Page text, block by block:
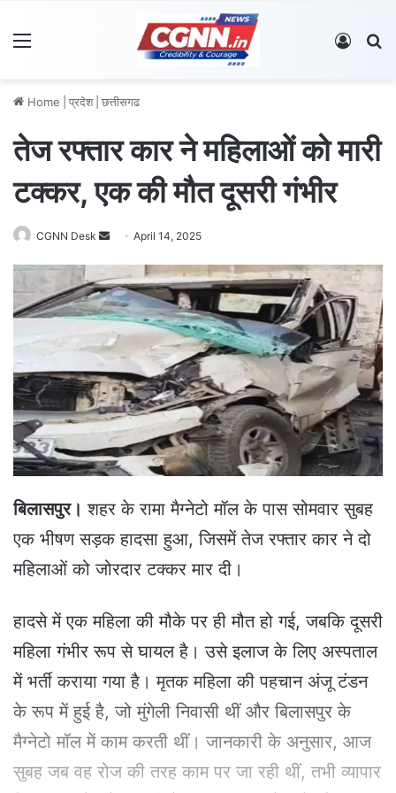
Log In
Home प्रदेश छत्तीसगढ
तेज रफ्तार कार ने महिलाओं को मारी
टक्कर, एक की मौत दूसरी गंभीर
CGNN Desk
n
d
a
n
m
a
l
April 14, 2025
बिलासपुर। शहर के रामा मैग्नेटो मॉल के पास सोमवार सुबह
एक भीषण सड़क हादसा हुआ, जिसमें तेज रफ्तार कार ने दो
महिलाओं को जोरदार टक्कर मार दी।
हादसे में एक महिला की मौके पर ही मौत हो गई, जबकि दूसरी
महिला गंभीर रूप से घायल है। उसे इलाज के लिए अस्पताल
में भर्ती कराया गया है। मृतक महिला की पहचान अंजू टंडन
के रूप में हुई है, जो मुंगेली निवासी थीं और बिलासपुर के
मैग्नेटो मॉल में काम करती थीं। जानकारी के अनुसार, आज
सुबह जब वह रोज की तरह काम पर जा रही थीं, तभी व्यापार